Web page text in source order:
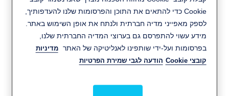
SMARTair
קטלוג מוצרים של מערכת בקרת כניסה SMARTair
מידע נוסף:
יתרונות המערכת| אפשרויות ניהול|סיפורי לקוחות
Cookie כדי להתאים את התוכן והפרסומות שלנו להעדפותיך,
לספק מאפייני מדיה חברתית ולנתח את אופן השימוש באתר.
מידע עשוי להתפרסם גם בערוצי המדיה החברתית שלנו,
בפרסומות ועל-ידי שותפינו לאנליטיקה של האתר
מדיניות
קובצי Cookie
הודעה לגבי שמירת הפרטיות